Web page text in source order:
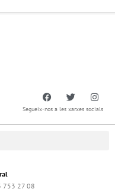
Segueix-nos a les xarxes socials
753 27 08